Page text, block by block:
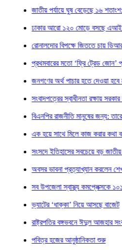
জাতীয় পর্যায়ে ঘুষ বেড়েছে ১৬ শতাংশ: টিআইবি
ঢাকার আরো ১২০ মোড়ে বসছে এআই ক্যামেরা
রোনালদোর বিপক্ষে জিততে চায় ডিআর কঙ্গো
প্রথমবারের মতো ‘ফ্রি ট্রেড জোন’ প্রতিষ্ঠা করতে
জনগণের অর্থ পাচার হতে দেওয়া হবে না: প্রধানমন্ত্রী
সংবাদপত্রের স্বাধীনতা রক্ষায় সরকার কাজ করছে:
বিএনপির রাজনীতি মানুষের জন্য: তারেক রহমান
এক হয়ে সাথে মিলে কাজ করার কথা বললেন নতুন
সংসদে ইতিহাসের সবচেয়ে বড় জাতীয় বাজেট পেশ
অবসর ভাবনা প্রত্যাখ্যান করলেন শেখ হাসিনা
সব উপজেলা স্বাস্থ্য কমপ্লেক্সকে ১০১ শয্যায়
ভ্যাটের ‘ধাক্কা’ নিয়ে আসছে বাজেট
রাষ্ট্রপতির বঙ্গভবনে ঈদুল আজহার সংবর্ধনার
পবিত্র হজের আনুষ্ঠানিকতা শুরু